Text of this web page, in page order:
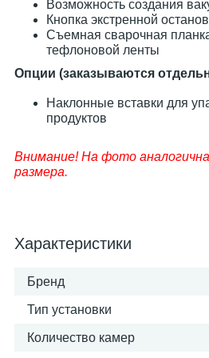
Возможность создания
Кнопка экстренной
Съемная сварочная
тефлоновой ленты
Опции (заказываются
Наклонные вставки для
продуктов
Внимание! На фото
размера.
Характеристики
Бренд
Тип установки
Количество камер